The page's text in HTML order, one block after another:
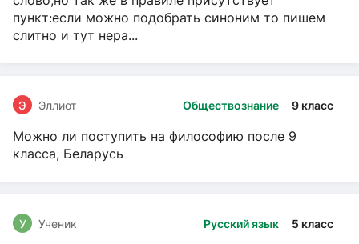
пункт:если можно подобрать синоним то пишем
слитно и тут нера...
Обществознание 9 класс
Э Эллиот
Можно ли поступить на философию после 9
класса, Беларусь
Русский язык 5 класс
У Ученик